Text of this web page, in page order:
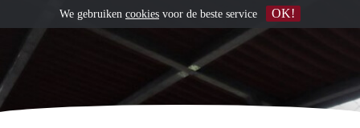
We gebruiken cookies voor de beste service OK!